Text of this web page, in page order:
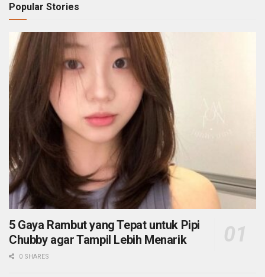
Popular Stories
5 Gaya Rambut yang Tepat untuk Pipi
Chubby agar Tampil Lebih Menarik
0 SHARES